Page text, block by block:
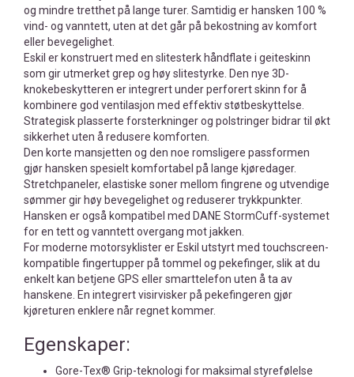
og mindre tretthet på lange turer. Samtidig er hansken 100 %
vind- og vanntett, uten at det går på bekostning av komfort
eller bevegelighet.
Eskil er konstruert med en slitesterk håndflate i geiteskinn
som gir utmerket grep og høy slitestyrke. Den nye 3D-
knokebeskytteren er integrert under perforert skinn for å
kombinere god ventilasjon med effektiv støtbeskyttelse.
Strategisk plasserte forsterkninger og polstringer bidrar til økt
sikkerhet uten å redusere komforten.
Den korte mansjetten og den noe romsligere passformen
gjør hansken spesielt komfortabel på lange kjøredager.
Stretchpaneler, elastiske soner mellom fingrene og utvendige
sømmer gir høy bevegelighet og reduserer trykkpunkter.
Hansken er også kompatibel med DANE StormCuff-systemet
for en tett og vanntett overgang mot jakken.
For moderne motorsyklister er Eskil utstyrt med touchscreen-
kompatible fingertupper på tommel og pekefinger, slik at du
enkelt kan betjene GPS eller smarttelefon uten å ta av
hanskene. En integrert visirvisker på pekefingeren gjør
kjøreturen enklere når regnet kommer.
Egenskaper:
Gore-Tex® Grip-teknologi for maksimal styrefølelse